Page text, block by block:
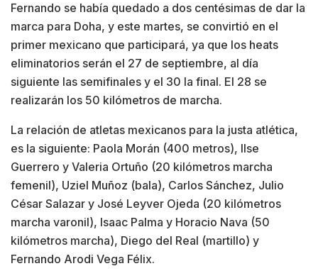
Fernando se había quedado a dos centésimas de dar la
marca para Doha, y este martes, se convirtió en el
primer mexicano que participará, ya que los heats
eliminatorios serán el 27 de septiembre, al día
siguiente las semifinales y el 30 la final. El 28 se
realizarán los 50 kilómetros de marcha.
La relación de atletas mexicanos para la justa atlética,
es la siguiente: Paola Morán (400 metros), Ilse
Guerrero y Valeria Ortuño (20 kilómetros marcha
femenil), Uziel Muñoz (bala), Carlos Sánchez, Julio
César Salazar y José Leyver Ojeda (20 kilómetros
marcha varonil), Isaac Palma y Horacio Nava (50
kilómetros marcha), Diego del Real (martillo) y
Fernando Arodi Vega Félix.